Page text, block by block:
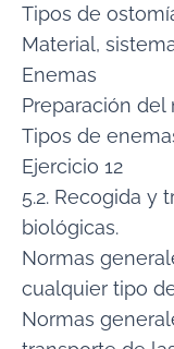
Tipos de
Material,
Enemas
Preparación del
Tipos de
Ejercicio 12
5.2. Recogida y
biológicas.
Normas
cualquier tipo
Normas